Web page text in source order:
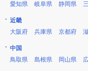
愛知県
岐阜県 静岡県
近畿
大阪府
兵庫県 京都府
中国
鳥取県
島根県 岡山県